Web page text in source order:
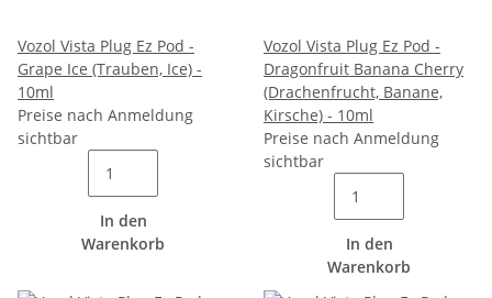
Vozol Vista Plug Ez Pod -
Grape Ice (Trauben, Ice) -
10ml
Preise nach Anmeldung
sichtbar
In den
Warenkorb
Vozol Vista Plug Ez Pod -
Dragonfruit Banana Cherry
(Drachenfrucht, Banane,
Kirsche) - 10ml
Preise nach Anmeldung
sichtbar
In den
Warenkorb